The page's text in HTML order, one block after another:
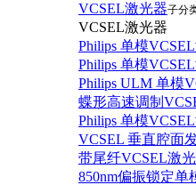
VCSEL激光器子分
VCSEL激光器
Philips 单模
Philips 单模
Philips ULM 单模
蝶形高速调制
Philips 单模
VCSEL 垂直腔面
带尾纤VCSEL激
850nm偏振锁定单